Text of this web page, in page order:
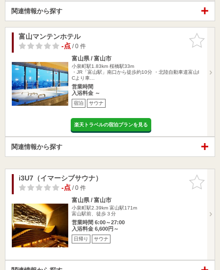
関連情報から探す
お気に入
りに追加
富山マンテンホテル
-点/ 0 件
富山県 / 富山市
小泉町駅1.83km 桜橋駅33m
・JR「富山駅」南口から徒歩約10分 ・北陸自動車道富山I
Cより車…
営業時間
入浴料金 ～
宿泊 サウナ
楽天トラベルの宿泊プランを見る
関連情報から探す
お気に入
りに追加
i3U7（イマーシブサウナ）
-点/ 0 件
富山県 / 富山市
小泉町駅2.39km 富山駅171m
富山駅前、徒歩３分
営業時間 6:00～27:00
入浴料金 6,600円～
日帰り サウナ